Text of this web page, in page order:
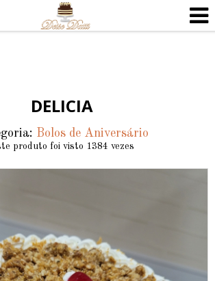
DELICIA
Bolos de Aniversário
produto foi visto 1384 vezes